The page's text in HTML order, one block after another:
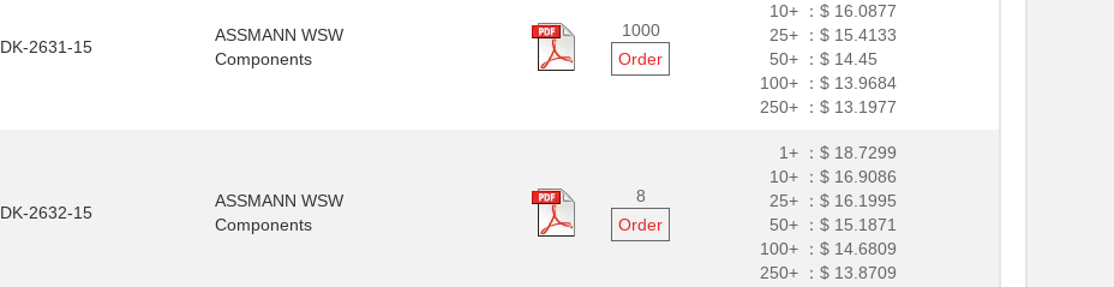
DK-2631-15
ASSMANN WSW
Components
1000
Order
10+ ：$ 16.0877
25+ ：$ 15.4133
50+ ：$ 14.45
100+ ：$ 13.9684
250+ ：$ 13.1977
DK-2632-15
ASSMANN WSW
Components
8
Order
1+ ：$ 18.7299
10+ ：$ 16.9086
25+ ：$ 16.1995
50+ ：$ 15.1871
100+ ：$ 14.6809
250+ ：$ 13.8709